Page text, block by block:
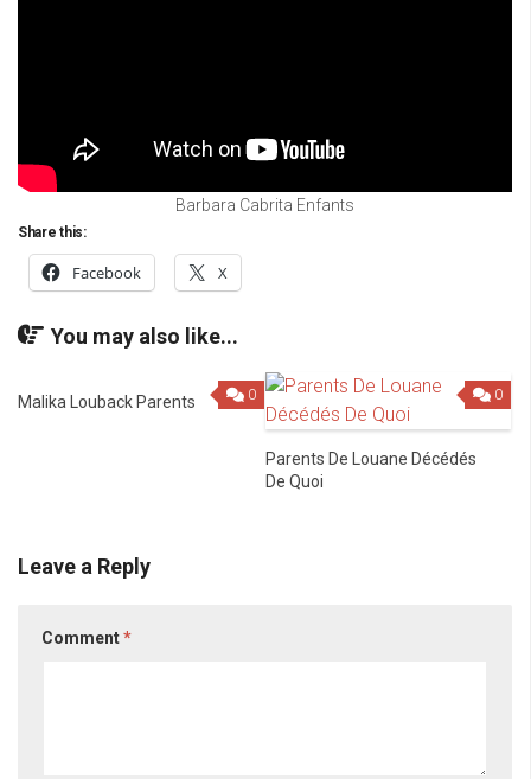
Barbara Cabrita Enfants
Share this:
Facebook X
You may also like...
0
Malika Louback Parents 0
Parents De Louane Décédés
De Quoi
Leave a Reply
Comment*